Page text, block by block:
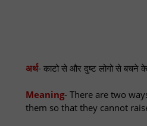
अर्थ- काटो से और दुष्ट लोगो से बचने
Meaning- There are two
them so that they cannot